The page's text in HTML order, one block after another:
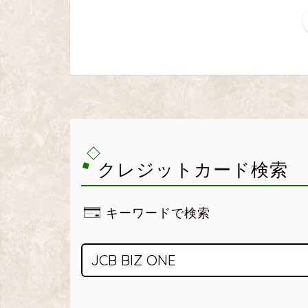
クレジットカード検索
キーワードで検索